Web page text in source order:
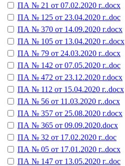
ПА № 21 от 07.02.2020 г..docx
ПА № 125 от 23.04.2020 г..doc
ПА № 370 от 14.09.2020 г.docx
ПА № 105 от 13.04.2020 г..docx
ПА № 79 от 24.03.2020 г..docx
ПА № 142 от 07.05.2020 г..doc
ПА № 472 от 23.12.2020 г.docx
ПА № 112 от 15.04.2020 г..docx
ПА № 56 от 11.03.2020 г..docx
ПА № 357 от 25.08.2020 г.docx
ПА № 365 от 09.09.2020.docx
ПА № 32 от 17.02.2020 г..doc
ПА № 05 от 17.01.2020 г..docx
ПА № 147 от 13.05.2020 г..doc